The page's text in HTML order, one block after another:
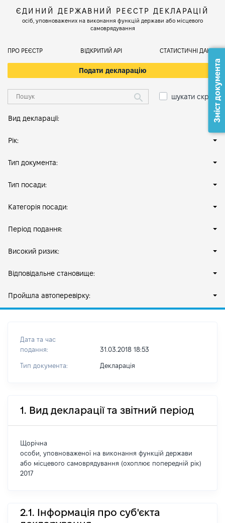
ЄДИНИЙ ДЕРЖАВНИЙ РЕЄСТР ДЕКЛАРАЦІЙ
осіб, уповноважених на виконання функцій держави або місцевого
самоврядування
ПРО РЕЄСТР ВІДКРИТИЙ АРІ СТАТИСТИЧНІ ДАНІ
Подати декларацію
шукати скрізь
Вид декларації:
Рік:
Тип документа:
Тип посади:
Категорія посади:
Період подання:
Високий ризик:
Відповідальне становище:
Пройшла автоперевірку:
Дата та час
подання:
31.03.2018 18:53
Тип документа: Декларація
1. Вид декларації та звітний період
Щорічна
особи, уповноваженої на виконання функцій держави
або місцевого самоврядування (охоплює попередній рік)
2017
2.1. Інформація про суб'єкта
Зміст документа